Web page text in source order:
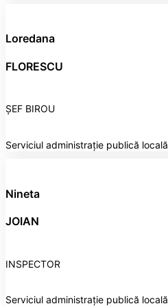
Loredana
FLORESCU
ȘEF BIROU
Serviciul administrație publică locală
Nineta
JOIAN
INSPECTOR
Serviciul administrație publică locală